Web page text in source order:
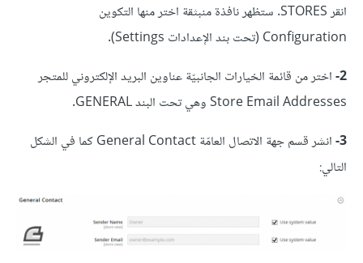
انقر STORES. ستظهر نافذة منبثقة اختر منها التكوين
Configuration (تحت بند الإعدادات Settings).
2- اختر من قائمة الخيارات الجانبيّة عناوين البريد الإلكتروني للمتجر
Store Email Addresses وهي تحت البند GENERAL.
3-
انشر قسم جهة الاتصال العامّة General Contact كما في الشكل
التالي: